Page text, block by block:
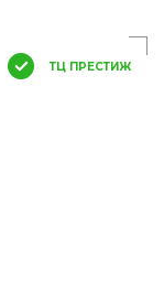
ТЦ ПРЕСТИЖ